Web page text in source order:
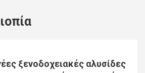
ξενοδοχειακές αλυσίδες